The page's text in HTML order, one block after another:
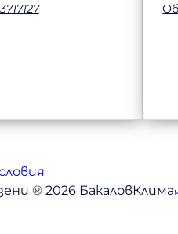
® 2026 БакаловКлима